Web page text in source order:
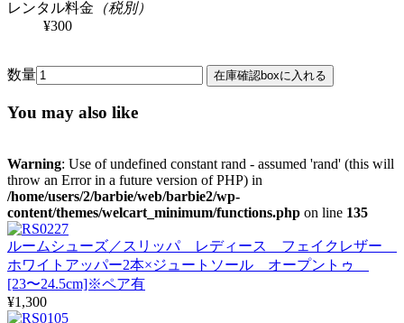
レンタル料金 （税別）
¥300
数量
You may also like
Warning: Use of undefined constant rand - assumed 'rand' (this will
throw an Error in a future version of PHP) in
/home/users/2/barbie/web/barbie2/wp-
content/themes/welcart_minimum/functions.php on line 135
ルームシューズ／スリッパ レディース フェイクレザー
ホワイトアッパー2本×ジュートソール オープントゥ
[23〜24.5cm]※ペア有
¥1,300